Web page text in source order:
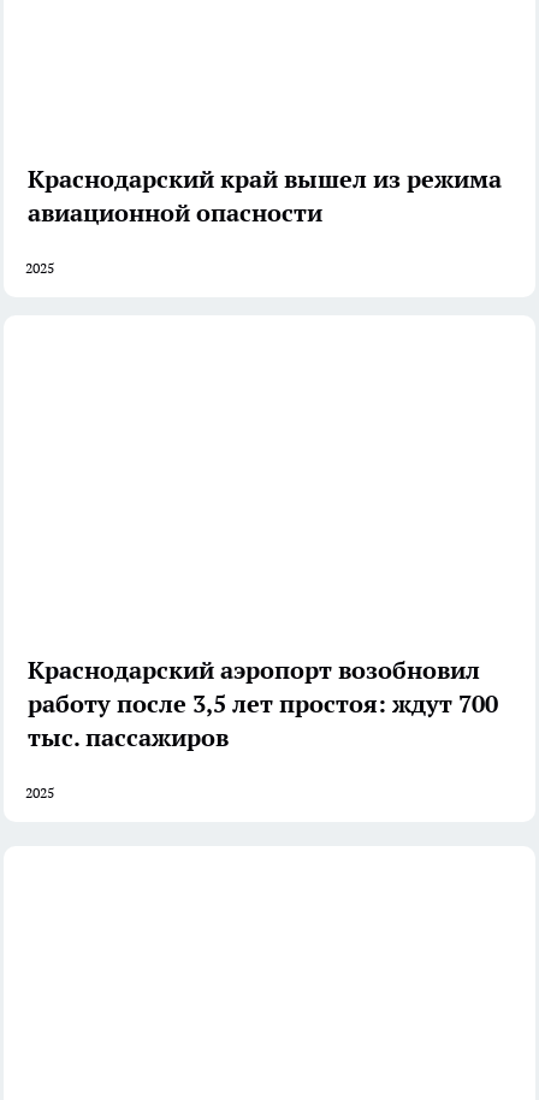
Краснодарский край вышел из режима
авиационной опасности
2025
Краснодарский аэропорт возобновил
работу после 3,5 лет простоя: ждут 700
тыс. пассажиров
2025